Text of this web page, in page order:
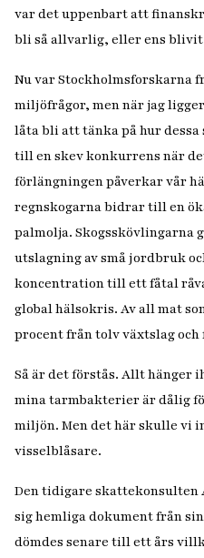
var det uppenbart att
bli så allvarlig, eller ens
Nu var Stockholmsforskarna
miljöfrågor, men när jag
låta bli att tänka på hur
till en skev konkurrens när
förlängningen påverkar vår
regnskogarna bidrar till en
palmolja. Skogsskövlingarna
utslagning av små jordbruk
koncentration till ett fåtal
global hälsokris. Av all mat
procent från tolv växtslag
Så är det förstås. Allt hänger
mina tarmbakterier är dålig
miljön. Men det här skulle vi
visselblåsare.
Den tidigare skattekonsulten
sig hemliga dokument från
dömdes senare till ett års